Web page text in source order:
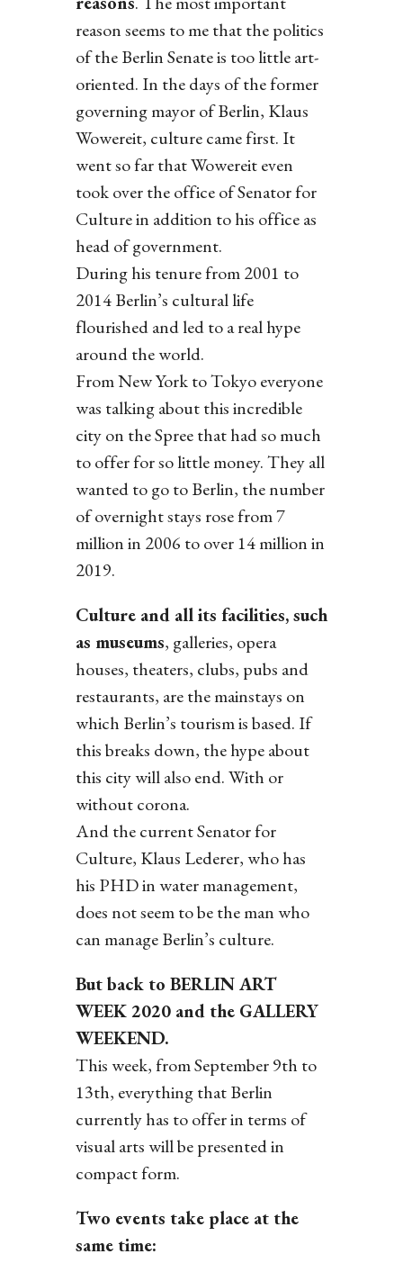
reason seems to me that the politics
of the Berlin Senate is too little art-
oriented. In the days of the former
governing mayor of Berlin, Klaus
Wowereit, culture came first. It
went so far that Wowereit even
took over the office of Senator for
Culture in addition to his office as
head of government.
During his tenure from 2001 to
2014 Berlin’s cultural life
flourished and led to a real hype
around the world.
From New York to Tokyo everyone
was talking about this incredible
city on the Spree that had so much
to offer for so little money. They all
wanted to go to Berlin, the number
of overnight stays rose from 7
million in 2006 to over 14 million in
2019.
Culture and all its facilities, such
as museums, galleries, opera
houses, theaters, clubs, pubs and
restaurants, are the mainstays on
which Berlin’s tourism is based. If
this breaks down, the hype about
this city will also end. With or
without corona.
And the current Senator for
Culture, Klaus Lederer, who has
his PHD in water management,
does not seem to be the man who
can manage Berlin’s culture.
But back to BERLIN ART
WEEK 2020 and the GALLERY
WEEKEND.
This week, from September 9th to
13th, everything that Berlin
currently has to offer in terms of
visual arts will be presented in
compact form.
Two events take place at the
same time: